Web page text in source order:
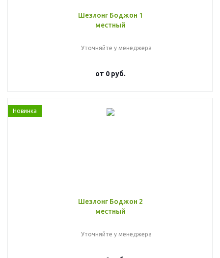
Шезлонг Боджон 1
местный
Уточняйте у менеджера
от 0 руб.
Новинка
Шезлонг Боджон 2
местный
Уточняйте у менеджера